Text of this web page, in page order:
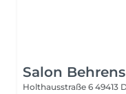
Salon
Holthausstraße 6 49413